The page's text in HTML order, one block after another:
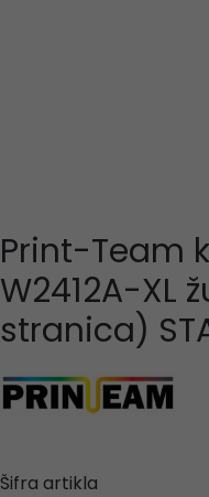
Print-Team
W2412A-XL
stranica)
Šifra artikla